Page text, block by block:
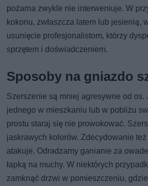
pożarna zwykle nie interweniuje. W
kokonu, zwłaszcza latem lub jesienią,
usunięcie profesjonalistom, którzy
sprzętem i doświadczeniem.
Sposoby na gniazdo
Szerszenie są mniej agresywne od os.
jednego w mieszkaniu lub w pobliżu
prostu staraj się nie prowokować.
jaskrawych kolorów. Zdecydowanie
atakuje. Odradzamy ganianie za
łapką na muchy. W niektórych
zamknąć drzwi w pomieszczeniu,